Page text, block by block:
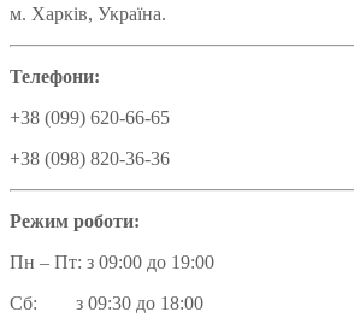
м. Харків, Україна.
Телефони:
+38 (099) 620-66-65
+38 (098) 820-36-36
Режим роботи:
Пн – Пт: з 09:00 до 19:00
Сб: з 09:30 до 18:00